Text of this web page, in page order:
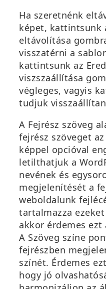
Ha szeretnénk
képet, kattintsunk
eltávolítása
visszatérni a
kattintsunk az
viszszaállítása
végleges, vagyis
tudjuk
A Fejrész szöveg
fejrész szöveget
képpel opcióval
letilthatjuk a
nevének és
megjelenítését a
weboldalunk
tartalmazza
akkor érdemes
A Szöveg színe
fejrészben
színét. Érdemes
hogy jó